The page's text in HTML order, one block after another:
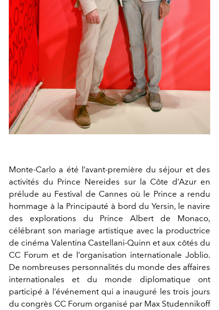
Monte-Carlo a été l’avant-première du séjour et des
activités du Prince Nereides sur la Côte d’Azur en
prélude au Festival de Cannes où le Prince a rendu
hommage à la Principauté à bord du Yersin, le navire
des explorations du Prince Albert de Monaco,
célébrant son mariage artistique avec la productrice
de cinéma Valentina Castellani-Quinn et aux côtés du
CC Forum et de l’organisation internationale Joblio.
De nombreuses personnalités du monde des affaires
internationales et du monde diplomatique ont
participé à l’événement qui a inauguré les trois jours
du congrès CC Forum organisé par Max Studennikoff